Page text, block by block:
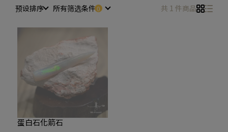
预设排序 所有筛选条件 共 1 件商品
蛋白石化箭石